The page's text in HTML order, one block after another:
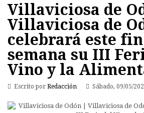
Villaviciosa de
Villaviciosa de
celebrará este
semana su III
Vino y la
Escrito por Redacción Sábado, 09/05/